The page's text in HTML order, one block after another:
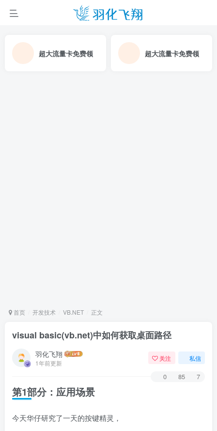
超大流量卡免费领 超大流量卡免费领
首页 开发技术 VB.NET 正文
visual basic(vb.net)中如何获取桌面路径
羽化飞翔
1年前更新
关注 私信
0 85 7
第1部分：应用场景
今天华仔研究了一天的按键精灵，